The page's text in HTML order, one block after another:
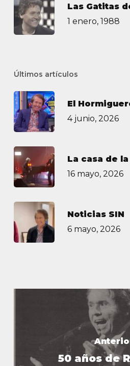
Las Gatitas
1 enero, 1988
Últimos artículos
El
4 junio, 2026
La casa de
16 mayo, 2026
Noticias SIN
6 mayo, 2026
50 años de